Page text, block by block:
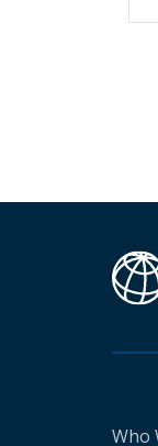
Who